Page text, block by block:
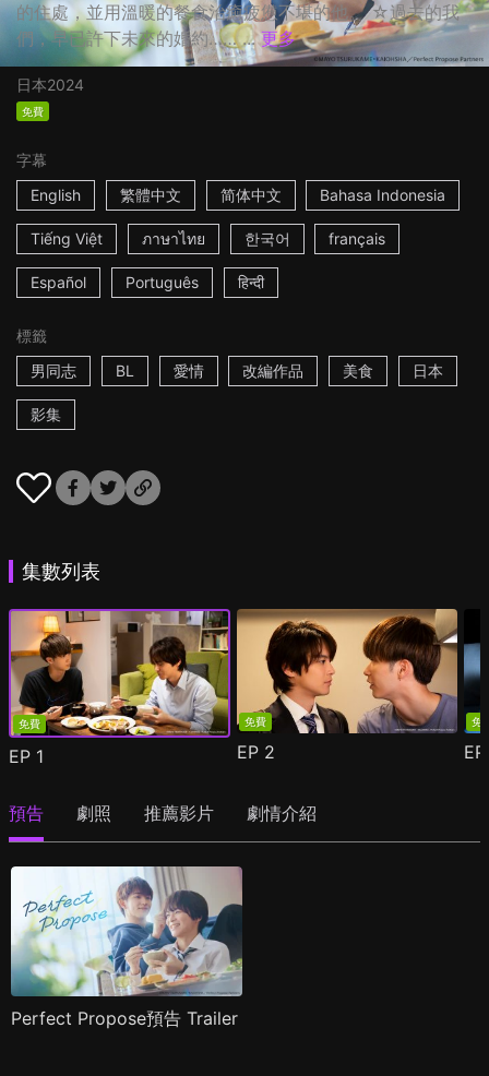
的住處，並用溫暖的餐食治癒疲憊不堪的他。 ☆過去的我
們，早已許下未來的婚約…… ... 更多
日本2024
免費
字幕
English
繁體中文 简体中文 Bahasa Indonesia
Tiếng Việt ภาษาไทย 한국어 français
Español Português हिन्दी
標籤
男同志
BL 愛情 改編作品 美食 日本
影集
集數列表
免費
EP 1
免費
EP 2
免
預告 劇照 推薦影片 劇情介紹
Perfect Propose預告 Trailer